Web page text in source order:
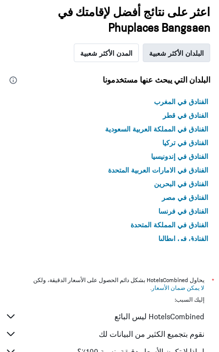
اعثر على نتائج أفضل لإقامتك في
Phuplaces Bangsaen
البلدان الأكثر شعبية المدن الأكثر شعبية
البلدان التي يبحث عنها مستخدمونا
الفنادق في المغرب
الفنادق في قطر
الفنادق في المملكة العربية السعودية
الفنادق في تركيا
الفنادق في إندونيسيا
الفنادق في الامارات العربية المتحدة
الفنادق في البحرين
الفنادق في مصر
الفنادق في فرنسا
الفنادق في المملكة المتحدة
الفنادق في إيطاليا
*
يحاول HotelsCombined بشكل دائم الحصول على الأسعار الدقيقة، ولكن
لا يمكن ضمان الأسعار .
إليك السبب:
HotelsCombined ليس البائع
نقوم بتجميع الكثير من البيانات لك